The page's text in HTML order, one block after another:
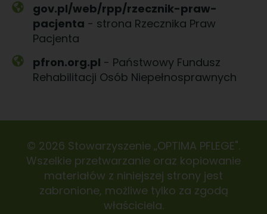
gov.pl/web/rpp/rzecznik-praw-
pacjenta - strona Rzecznika Praw
Pacjenta
pfron.org.pl - Państwowy Fundusz
Rehabilitacji Osób Niepełnosprawnych
© 2026 Stowarzyszenie „OPTIMA PFLEGE".
Wszelkie przetwarzanie oraz kopiowanie
materiałów z niniejszej strony jest
zabronione, możliwe tylko za zgodą
właściciela.